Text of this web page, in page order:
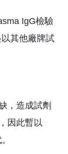
IgG檢驗
其他廠牌試
，造成試劑
因此暫以